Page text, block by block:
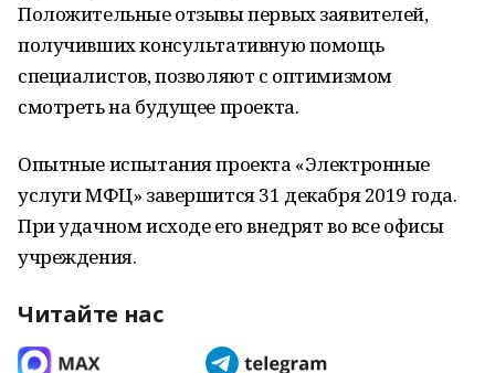
Положительные отзывы первых заявителей,
получивших консультативную помощь
специалистов, позволяют с оптимизмом
смотреть на будущее проекта.
Опытные испытания проекта «Электронные
услуги МФЦ» завершится 31 декабря 2019 года.
При удачном исходе его внедрят во все офисы
учреждения.
Читайте нас